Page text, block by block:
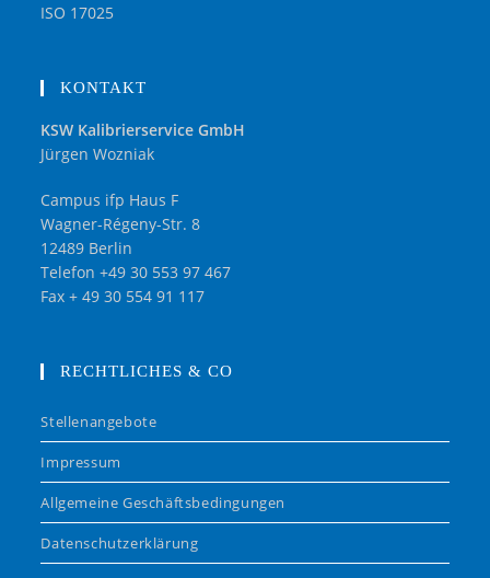
ISO 17025
KONTAKT
KSW Kalibrierservice GmbH
Jürgen Wozniak
Campus ifp Haus F
Wagner-Régeny-Str. 8
12489 Berlin
Telefon +49 30 553 97 467
Fax + 49 30 554 91 117
RECHTLICHES & CO
Stellenangebote
Impressum
Allgemeine Geschäftsbedingungen
Datenschutzerklärung